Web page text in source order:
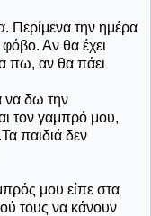
Περίμενα την ημέρα
Αν θα έχει
πω, αν θα πάει
να δω την
τον γαμπρό μου,
παιδιά δεν
μου είπε στα
τους να κάνουν